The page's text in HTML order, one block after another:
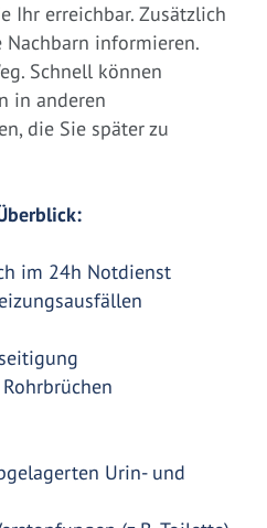
Ihr erreichbar. Zusätzlich
informieren.
Schnell können
in anderen
die Sie später zu
im 24h Notdienst
Urin- und